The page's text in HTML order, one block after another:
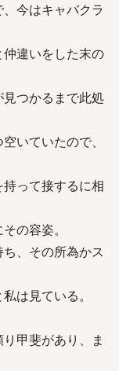
今はキャバクラ
違いをした末の
つかるまで此処
いていたので、
って接するに相
の容姿。
、その所為かス
は見ている。
甲斐があり、ま